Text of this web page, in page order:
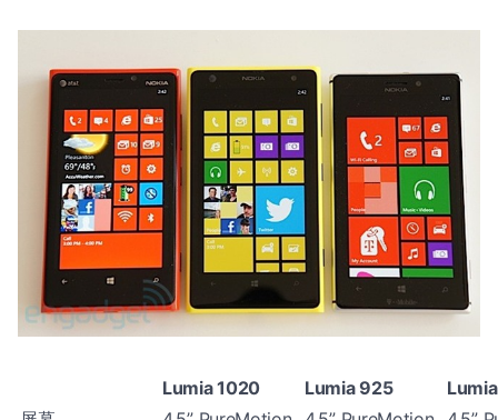
Lumia 1020 Lumia 925